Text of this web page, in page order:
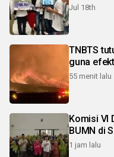
Jul 18th
TNBTS
guna
55 menit lalu
Komisi VI
BUMN di
1 jam lalu